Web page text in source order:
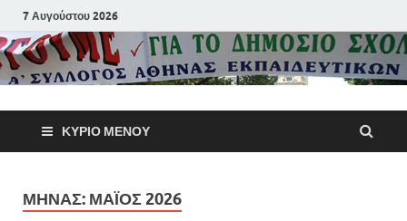
7 Αυγούστου 2026
Α΄
Αθηνών
ΚΎΡΙΟ ΜΕΝΟΎ
ΜΉΝΑΣ: ΜΆΙΟΣ 2026